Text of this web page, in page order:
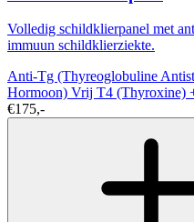
Volledig schildklierpanel met
immuun schildklierziekte.
Anti-Tg (Thyreoglobuline
Hormoon) Vrij T4 (Thyroxine)
€175,-